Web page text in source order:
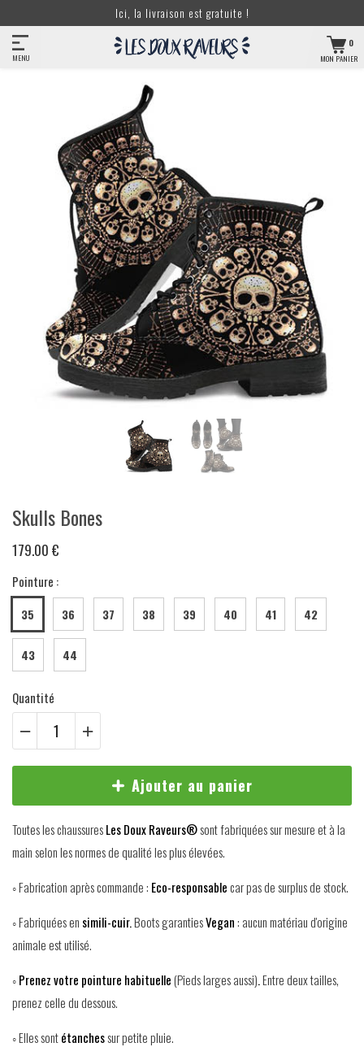
Ici, la livraison est gratuite !
0
MON PANIER
MENU
Skulls Bones
179.00 €
Pointure :
35 36 37 38 39 40 41 42
43 44
Quantité
Ajouter au panier
Toutes les chaussuresLes Doux Raveurs®sont fabriquées sur mesure et à la
main selon les normes de qualité les plus élevées.
◦ Fabrication après commande : Eco-responsablecar pas de surplus de stock.
◦ Fabriquées en simili-cuir.Boots garantiesVegan: aucun matériau d'origine
animale est utilisé.
◦Prenez votre pointure habituelle(Pieds larges aussi).Entre deux tailles,
prenez celle du dessous.
◦ Elles sontétanchessur petite pluie.